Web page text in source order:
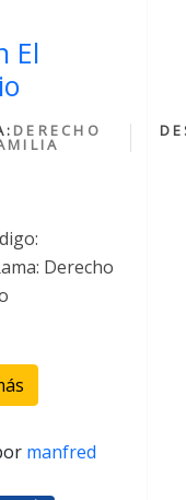
El
DERECHO
Derecho
manfred